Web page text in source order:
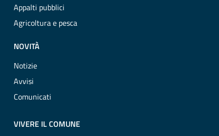
Appalti pubblici
Agricoltura e pesca
NOVITÀ
Notizie
Avvisi
Comunicati
VIVERE IL COMUNE